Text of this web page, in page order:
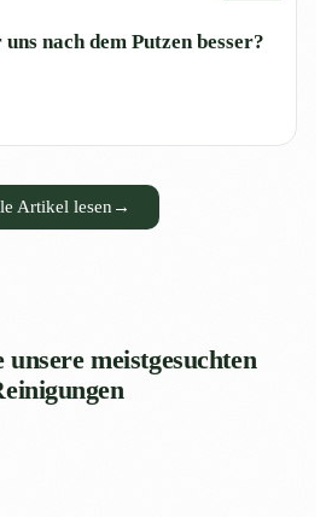
nach dem Putzen besser?
Artikel lesen →
meistgesuchten